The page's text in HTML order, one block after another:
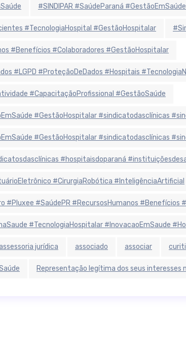
#SINDIPAR #SaúdeParaná
#TecnologiaHospital #GestãoHospitalar
#Benefícios #Colaboradores #GestãoHospitalar
#LGPD #ProteçãoDeDados #Hospitais
#CapacitaçãoProfissional #GestãoSaúde
#GestãoHospitalar #sindicatodasclínicas
#GestãoHospitalar #sindicatodasclínicas
#hospitaisdoparaná
#CirurgiaRobótica #InteligênciaArtificial
#Pluxee #SaúdePR #RecursosHumanos #Benefícios
#TecnologiaHospitalar #InovacaoEmSaude
jurídica associado associar
Representação legítima dos seus interesses